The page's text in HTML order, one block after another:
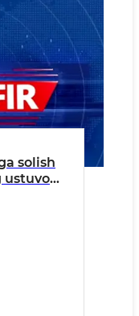
solish
ustuvor